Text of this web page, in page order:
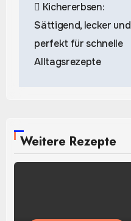
Kichererbsen:
Sättigend, lecker und
perfekt für schnelle
Alltagsrezepte
Weitere Rezepte